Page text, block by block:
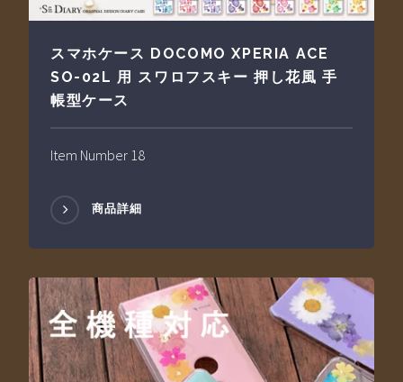
スマホケース DOCOMO XPERIA ACE
SO-02L 用 スワロフスキー 押し花風 手
帳型ケース
Item Number 18
商品詳細